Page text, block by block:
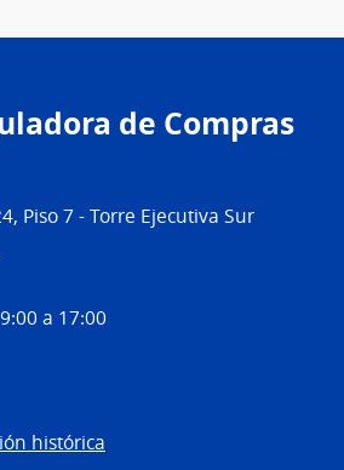
de Compras
Piso 7 - Torre Ejecutiva Sur
9:00 a 17:00
histórica